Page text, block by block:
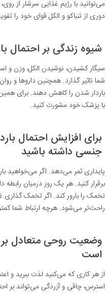
دوری از تنباکو و الکل قوای خود را
شیوه زندگی بر احتمال
سیگار کشیدن، نوشیدن الکل، وزن و
شما تاثیر گذارد. همچنین داروها و
باردار شدن را کاهش دهند. برای
با پزشک خود مشورت کنید.
برای افزایش احتمال
جنسی داشته باشید
پایداری ثمر می‌دهد. اگر می‌خواهید
برقرار کنید. هر یک روز درمیان
تخمک را بارور کند. اگر تخمک گذاری
راحت‌تر می‌شود. هرچه ارتباط شما
وضعیت روحی متعادل
است
از هر کاری که می‌کنید لذت ببرید و
استرس، چاقی و آزردگی می‌تواند بر